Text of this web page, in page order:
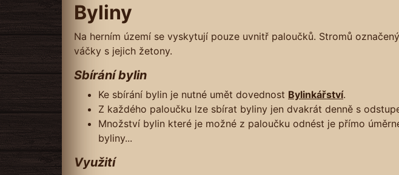
Byliny
Na herním území se vyskytují pouze uvnitř paloučků. Stromů
váčky s jejich žetony.
Sbírání bylin
Ke sbírání bylin je nutné umět dovednost Bylinkářství.
Z každého paloučku lze sbírat byliny jen dvakrát denně s
Množství bylin které je možné z paloučku odnést je přímo
byliny...
Využití